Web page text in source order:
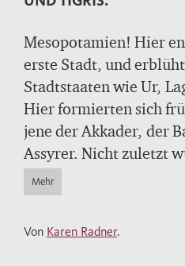
Mesopotamien! Hier
erste Stadt, und
Stadtstaaten wie Ur,
Hier formierten sich
jene der Akkader, der
Assyrer. Nicht zuletzt
Keilschrift erfunden
Urteilssammlungen wie
geschaffen.
Mehr
Von Karen Radner.